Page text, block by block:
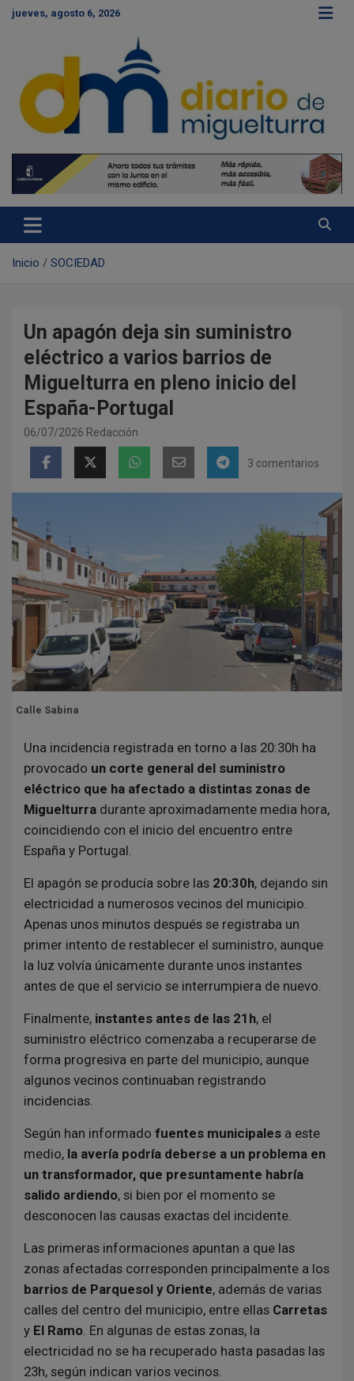
e
i
jueves, agosto 6, 2026
Diario de Miguelturra
Inicio SOCIEDAD
Un apagón deja sin suministro
eléctrico a varios barrios de
Miguelturra en pleno inicio del
España-Portugal
06/07/2026 Redacción
3 comentarios
Calle Sabina
Una incidencia registrada en torno a las 20:30h ha
provocado un corte general del suministro
eléctrico que ha afectado a distintas zonas de
Miguelturra durante aproximadamente media hora,
coincidiendo con el inicio del encuentro entre
España y Portugal.
El apagón se producía sobre las 20:30h, dejando sin
electricidad a numerosos vecinos del municipio.
Apenas unos minutos después se registraba un
primer intento de restablecer el suministro, aunque
la luz volvía únicamente durante unos instantes
antes de que el servicio se interrumpiera de nuevo.
Finalmente, instantes antes de las 21h, el
suministro eléctrico comenzaba a recuperarse de
forma progresiva en parte del municipio, aunque
algunos vecinos continuaban registrando
incidencias.
Según han informado fuentes municipales a este
medio, la avería podría deberse a un problema en
un transformador, que presuntamente habría
salido ardiendo, si bien por el momento se
desconocen las causas exactas del incidente.
Las primeras informaciones apuntan a que las
zonas afectadas corresponden principalmente a los
barrios de Parquesol y Oriente, además de varias
calles del centro del municipio, entre ellas Carretas
y El Ramo. En algunas de estas zonas, la
electricidad no se ha recuperado hasta pasadas las
23h, según indican varios vecinos.